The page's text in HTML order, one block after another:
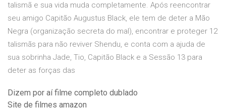
talismã e sua vida muda completamente. Após reencontrar
seu amigo Capitão Augustus Black, ele tem de deter a Mão
Negra (organização secreta do mal), encontrar e proteger 12
talismãs para não reviver Shendu, e conta com a ajuda de
sua sobrinha Jade, Tio, Capitão Black e a Sessão 13 para
deter as forças das
Dizem por aí filme completo dublado
Site de filmes amazon